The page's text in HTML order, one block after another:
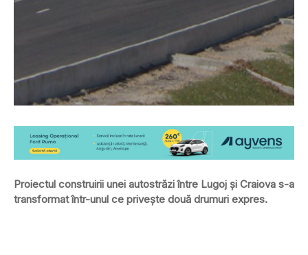
Proiectul construirii unei autostrăzi între Lugoj şi Craiova s-a
transformat într-unul ce priveşte două drumuri expres.